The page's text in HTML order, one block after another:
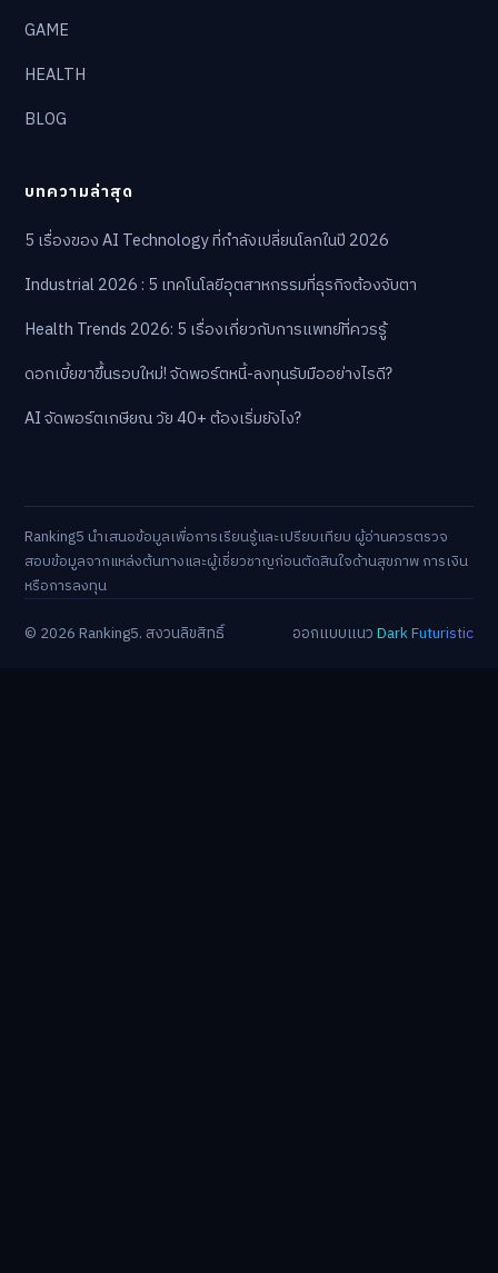
GAME
HEALTH
BLOG
บทความล่าสุด
5 เรื่องของ AI Technology ที่กำลังเปลี่ยนโลกในปี 2026
Industrial 2026 : 5 เทคโนโลยีอุตสาหกรรมที่ธุรกิจต้องจับตา
Health Trends 2026: 5 เรื่องเกี่ยวกับการแพทย์ที่ควรรู้
ดอกเบี้ยขาขึ้นรอบใหม่! จัดพอร์ตหนี้-ลงทุนรับมืออย่างไรดี?
AI จัดพอร์ตเกษียณ วัย 40+ ต้องเริ่มยังไง?
Ranking5 นำเสนอข้อมูลเพื่อการเรียนรู้และเปรียบเทียบ ผู้อ่านควรตรวจ
สอบข้อมูลจากแหล่งต้นทางและผู้เชี่ยวชาญก่อนตัดสินใจด้านสุขภาพ การเงิน
หรือการลงทุน
© 2026 Ranking5. สงวนลิขสิทธิ์
ออกแบบแนวDark Futuristic